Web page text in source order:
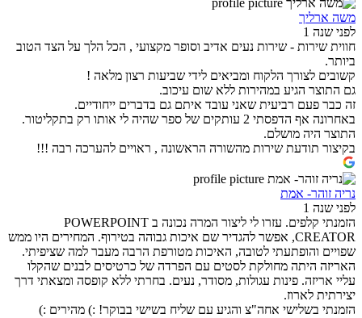
משה ארליך
לפני שנה 1
חווית שירות - שירות נעים אדיב וסופר מקצועי , הכל הלך על הצד הטוב
ביותר.
קשובים לצורך הלקוח ומביאים לידי שביעות רצון מלאה !
גם התוצר הגיע במהירות ללא שום עיכוב.
זה כבר פעם רביעית שאני עובד איתם גם בדברים ייחודיים.
באחרונה אף הדפסתי 2 עותקים של ספר שהיה לי אותו רק בתקליטור.
התוצר היה מושלם.
בקיצור תודעת שירות מהשורה הראשונה , ראויים להערכה רבה !!!
נריה זוהר- אמת
לפני שנה 1
הזמנתי קלפים. עזרו לי ליצור המרה נכונה ב POWERPOINT
CREATOR, אפשר להגדיר שם איכות גבוהה בטירוף. המחירים היו ממש
שפויים והופתעתי לטובה, האיכות מטורפת הרבה מעבר למה שציפיתי.
האריזה היתה מחולקת לסטים עם הפרדה של כרטיסים לבנים שהקלו
עליי אריזה. פינות עגולות, מסודר, נעים. בחרתי ללא קופסה ומצאתי דרך
יצירתית לארוז.
הזמנתי בשלישי אחה"צ והגיע עם שליח בשישי בבוקר! :) מהירים :)